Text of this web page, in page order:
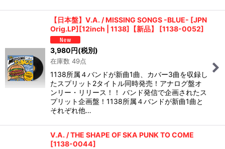
【日本盤】V.A. / MISSING SONGS -BLUE- [JPN
Orig.LP][12inch | 1138]【新品】
[1138-0052]
3,980円(税別)
在庫数 49点
1138所属４バンドが新曲1曲、カバー3曲を収録し
たスプリット2タイトル同時発売！アナログ盤オ
ンリー・リリース！！ バンド発信で企画されたス
プリット企画盤！1138所属４バンドが新曲1曲と
それぞれ他…
V.A. / THE SHAPE OF SKA PUNK TO COME
[1138-0044]